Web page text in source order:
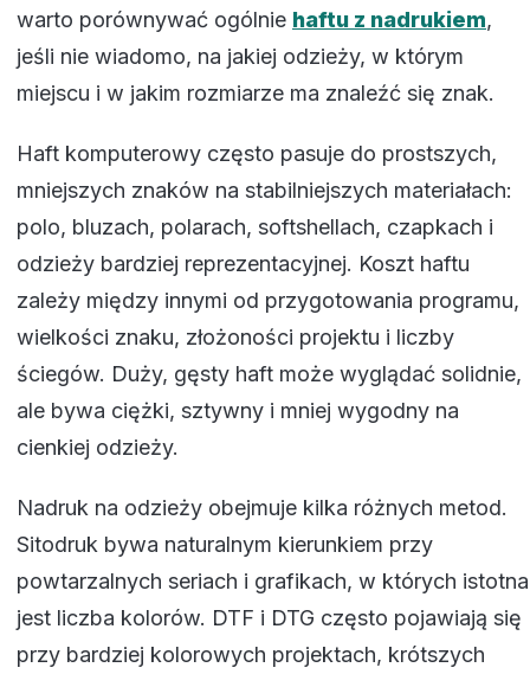
warto porównywać ogólnie haftu z nadrukiem,
jeśli nie wiadomo, na jakiej odzieży, w którym
miejscu i w jakim rozmiarze ma znaleźć się znak.
Haft komputerowy często pasuje do prostszych,
mniejszych znaków na stabilniejszych materiałach:
polo, bluzach, polarach, softshellach, czapkach i
odzieży bardziej reprezentacyjnej. Koszt haftu
zależy między innymi od przygotowania programu,
wielkości znaku, złożoności projektu i liczby
ściegów. Duży, gęsty haft może wyglądać solidnie,
ale bywa ciężki, sztywny i mniej wygodny na
cienkiej odzieży.
Nadruk na odzieży obejmuje kilka różnych metod.
Sitodruk bywa naturalnym kierunkiem przy
powtarzalnych seriach i grafikach, w których istotna
jest liczba kolorów. DTF i DTG często pojawiają się
przy bardziej kolorowych projektach, krótszych